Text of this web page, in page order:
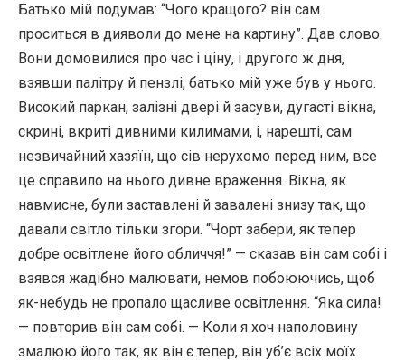
Батько мій подумав: “Чого кращого? він сам
проситься в дияволи до мене на картину”. Дав слово.
Вони домовилися про час і ціну, і другого ж дня,
взявши палітру й пензлі, батько мій уже був у нього.
Високий паркан, залізні двері й засуви, дугасті вікна,
скрині, вкриті дивними килимами, і, нарешті, сам
незвичайний хазяїн, що сів нерухомо перед ним, все
це справило на нього дивне враження. Вікна, як
навмисне, були заставлені й завалені знизу так, що
давали світло тільки згори. “Чорт забери, як тепер
добре освітлене його обличчя!” — сказав він сам собі і
взявся жадібно малювати, немов побоюючись, щоб
як-небудь не пропало щасливе освітлення. “Яка сила!
— повторив він сам собі. — Коли я хоч наполовину
змалюю його так, як він є тепер, він уб’є всіх моїх